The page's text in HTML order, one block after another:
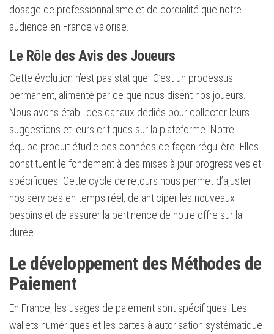
dosage de professionnalisme et de cordialité que notre
audience en France valorise.
Le Rôle des Avis des Joueurs
Cette évolution n’est pas statique. C’est un processus
permanent, alimenté par ce que nous disent nos joueurs.
Nous avons établi des canaux dédiés pour collecter leurs
suggestions et leurs critiques sur la plateforme. Notre
équipe produit étudie ces données de façon régulière. Elles
constituent le fondement à des mises à jour progressives et
spécifiques. Cette cycle de retours nous permet d’ajuster
nos services en temps réel, de anticiper les nouveaux
besoins et de assurer la pertinence de notre offre sur la
durée.
Le développement des Méthodes de
Paiement
En France, les usages de paiement sont spécifiques. Les
wallets numériques et les cartes à autorisation systématique